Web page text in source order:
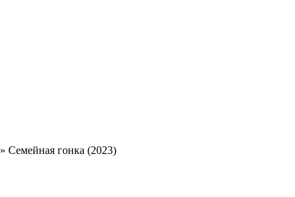
» Семейная гонка (2023)